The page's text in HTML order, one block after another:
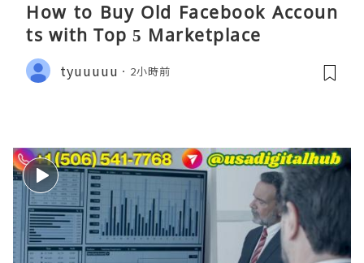
How to Buy Old Facebook Accoun
ts​ with Top 5 Marketplace
tyuuuuu 2小時前